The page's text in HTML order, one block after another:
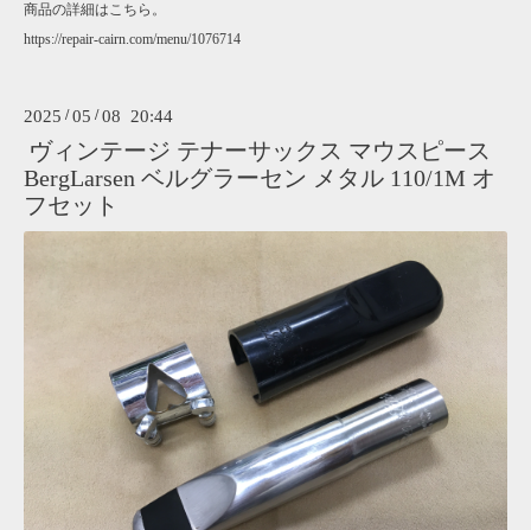
商品の詳細はこちら。
https://repair-cairn.com/menu/1076714
2025 /05 /08 20:44
ヴィンテージ テナーサックス マウスピース
BergLarsen ベルグラーセン メタル 110/1M オ
フセット